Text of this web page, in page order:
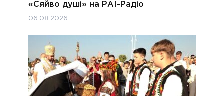
«Сяйво душі» на РАІ-Радіо
06.08.2026